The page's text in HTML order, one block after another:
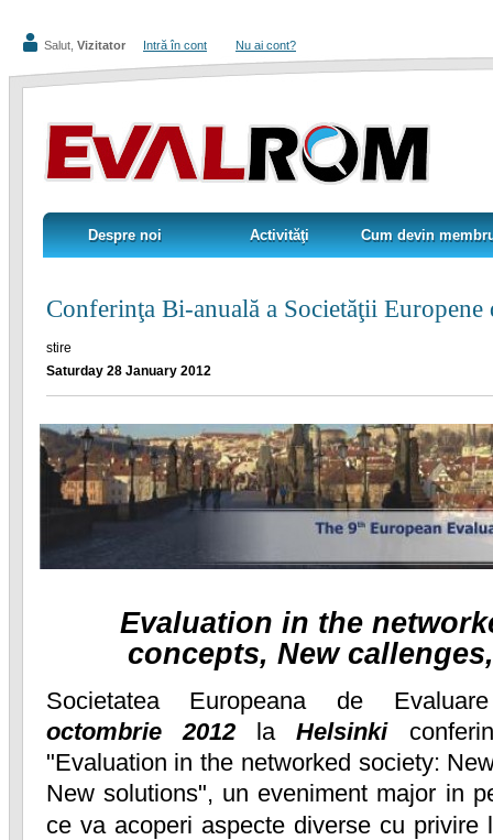
Salut, Vizitator Intră în cont Nu ai cont?
Despre noi
Despre noi Activităţi
Activităţi Cum devin
Cum devin
Conferinţa Bi-anuală a Societăţii Europene
stire
Saturday 28 January 2012
Evaluation in the
concepts, New
Societatea Europeana de
octombrie
2012laHelsinki
"Evaluation in the networked society:
New solutions", un eveniment major in
ce va acoperi aspecte diverse cu